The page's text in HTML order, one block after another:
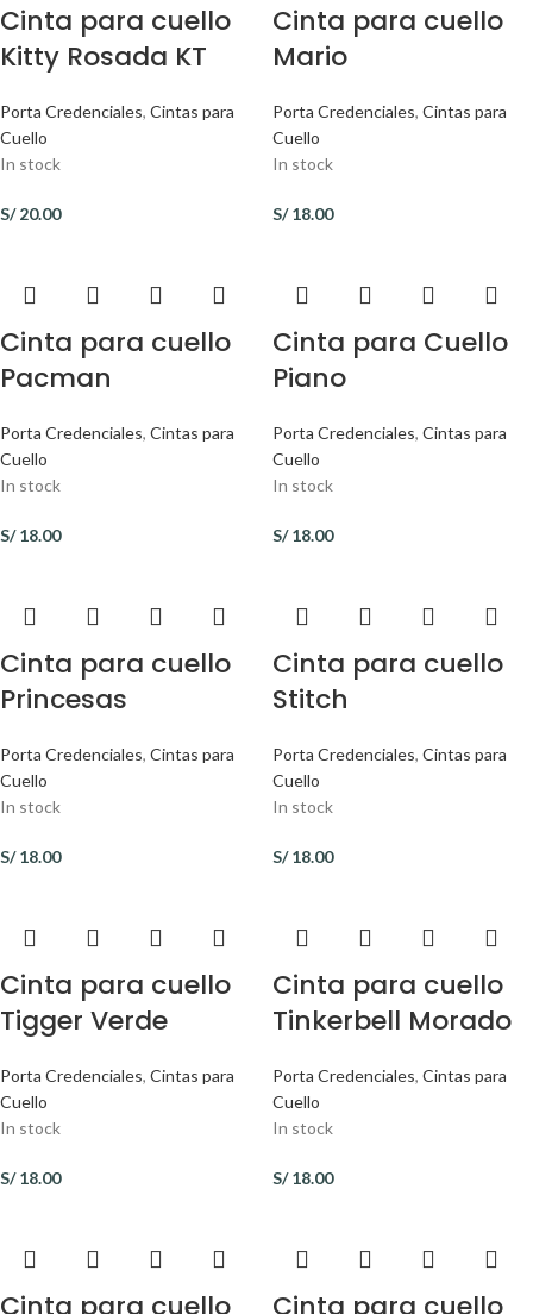
Cinta para cuello
Kitty Rosada KT
Porta Credenciales, Cintas para
Cuello
In stock
S/20.00
Cinta para cuello
Mario
Porta Credenciales, Cintas para
Cuello
In stock
S/18.00
Cinta para cuello
Pacman
Porta Credenciales, Cintas para
Cuello
In stock
S/18.00
Cinta para Cuello
Piano
Porta Credenciales, Cintas para
Cuello
In stock
S/18.00
Cinta para cuello
Princesas
Porta Credenciales, Cintas para
Cuello
In stock
S/18.00
Cinta para cuello
Stitch
Porta Credenciales, Cintas para
Cuello
In stock
S/18.00
Cinta para cuello
Tigger Verde
Porta Credenciales, Cintas para
Cuello
In stock
S/18.00
Cinta para cuello
Tinkerbell Morado
Porta Credenciales, Cintas para
Cuello
In stock
S/18.00
Cinta para cuello Cinta para cuello